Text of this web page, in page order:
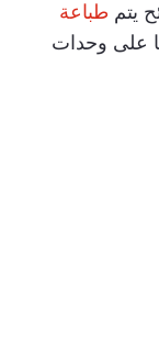
يتم طباعة
على وحدات